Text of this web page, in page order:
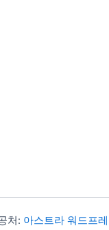
처: 아스트라 워드프레